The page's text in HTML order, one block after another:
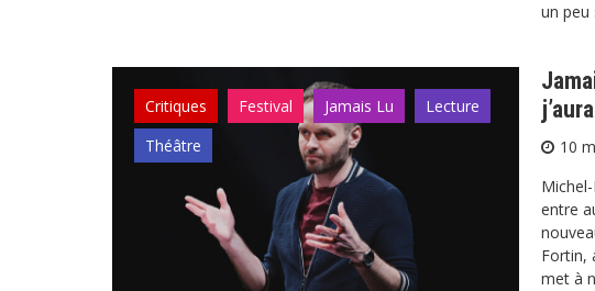
un peu
Critiques Festival Jamais Lu
Lecture
Théâtre
10
entre
Fortin,
met à